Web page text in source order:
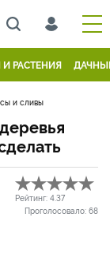
РАСТЕНИЯ
и сливы
Рейтинг: 4.37
Проголосовало: 68